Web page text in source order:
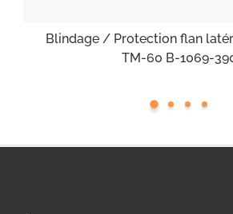
Blindage / Protection flan
TM-60 B-1069-